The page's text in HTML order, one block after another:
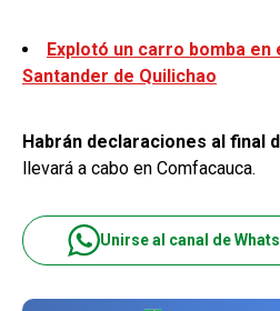
Explotó un carro bomba
Santander de Quilichao
Habrán declaraciones al final
llevará a cabo en Comfacauca.
Unirse al canal de